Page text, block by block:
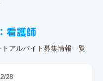
看護師
アルバイト募集情報一覧
28